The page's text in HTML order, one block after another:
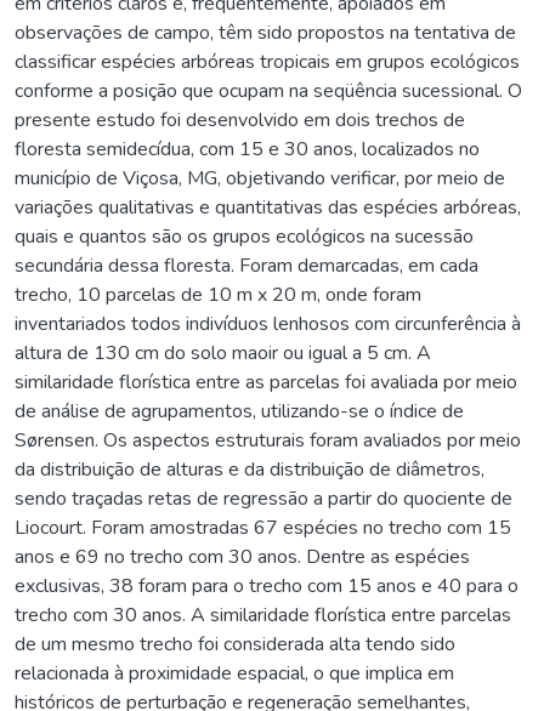
observações de campo, têm sido propostos na tentativa de
classificar espécies arbóreas tropicais em grupos ecológicos
conforme a posição que ocupam na seqüência sucessional. O
presente estudo foi desenvolvido em dois trechos de
floresta semidecídua, com 15 e 30 anos, localizados no
município de Viçosa, MG, objetivando verificar, por meio de
variações qualitativas e quantitativas das espécies arbóreas,
quais e quantos são os grupos ecológicos na sucessão
secundária dessa floresta. Foram demarcadas, em cada
trecho, 10 parcelas de 10 m x 20 m, onde foram
inventariados todos indivíduos lenhosos com circunferência à
altura de 130 cm do solo maoir ou igual a 5 cm. A
similaridade florística entre as parcelas foi avaliada por meio
de análise de agrupamentos, utilizando-se o índice de
Sørensen. Os aspectos estruturais foram avaliados por meio
da distribuição de alturas e da distribuição de diâmetros,
sendo traçadas retas de regressão a partir do quociente de
Liocourt. Foram amostradas 67 espécies no trecho com 15
anos e 69 no trecho com 30 anos. Dentre as espécies
exclusivas, 38 foram para o trecho com 15 anos e 40 para o
trecho com 30 anos. A similaridade florística entre parcelas
de um mesmo trecho foi considerada alta tendo sido
relacionada à proximidade espacial, o que implica em
históricos de perturbação e regeneração semelhantes,